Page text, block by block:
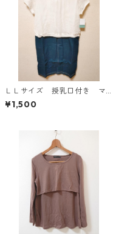
ＬＬサイズ 授乳口付き マ
タニティ ドッキングワンピ
ース ホワイト×ブルー KAE
¥1,500